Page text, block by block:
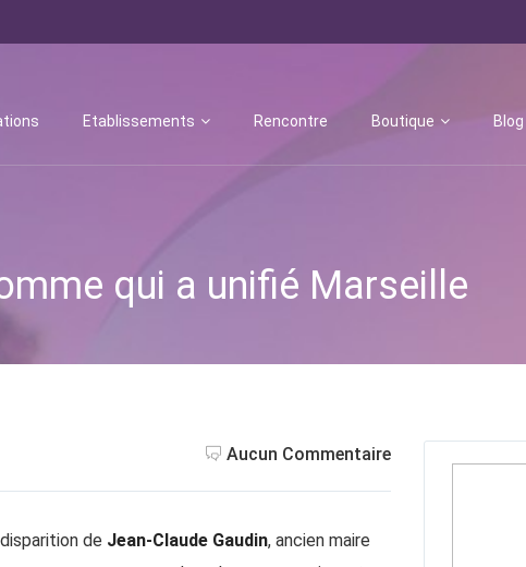
Etablissements Rencontre Boutique Blog
qui a unifié Marseille
Aucun Commentaire
de Jean-Claude Gaudin, ancien maire